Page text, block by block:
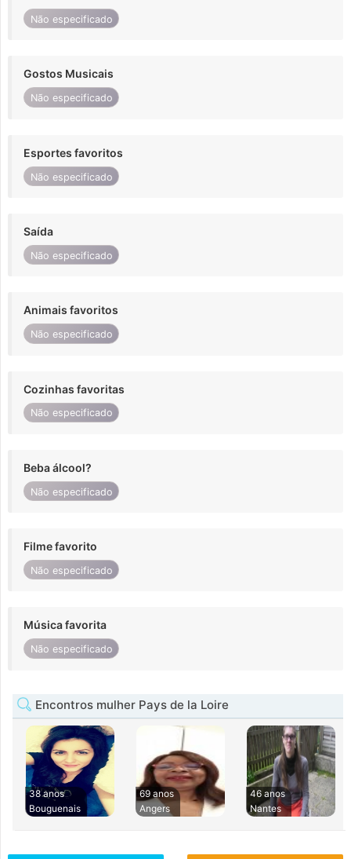
Não especificado
Gostos Musicais
Não especificado
Esportes favoritos
Não especificado
Saída
Não especificado
Animais favoritos
Não especificado
Cozinhas favoritas
Não especificado
Beba álcool?
Não especificado
Filme favorito
Não especificado
Música favorita
Não especificado
Encontros mulher Pays de la Loire
38 anos
Bouguenais
69 anos
Angers
46 anos
Nantes